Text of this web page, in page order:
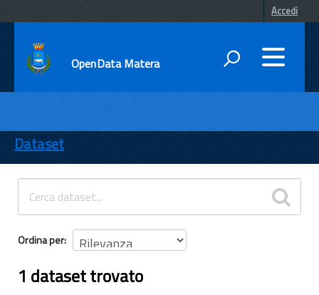
Accedi
OpenData Matera
ENTI
TEMI
INFORMAZIONI
Dataset
Ordina per
1 dataset trovato